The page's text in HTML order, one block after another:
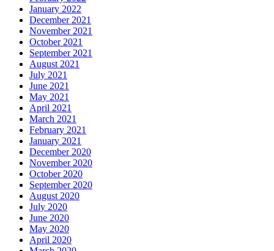
January 2022
December 2021
November 2021
October 2021
September 2021
August 2021
July 2021
June 2021
May 2021
April 2021
March 2021
February 2021
January 2021
December 2020
November 2020
October 2020
September 2020
August 2020
July 2020
June 2020
May 2020
April 2020